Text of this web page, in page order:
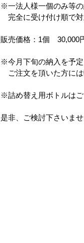
※一法人様一個のみ等の
完全に受け付け順で対
販売価格：1個　30,000
※今月下旬の納入を予定
ご注文を頂いた方には
※詰め替え用ボトルはご
是非、ご検討下さいませ